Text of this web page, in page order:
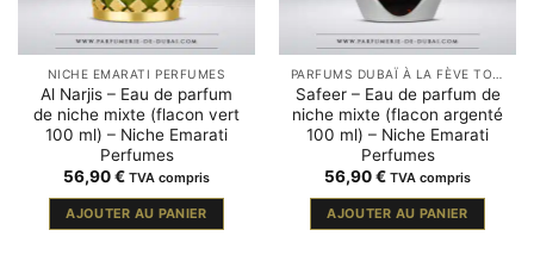
NICHE EMARATI PERFUMES
Al Narjis – Eau de parfum
de niche mixte (flacon vert
100 ml) – Niche Emarati
Perfumes
56,90€ TVA compris
AJOUTER AU PANIER
Safeer – Eau de parfum de
niche mixte (flacon argenté
100 ml) – Niche Emarati
Perfumes
56,90€ TVA compris
AJOUTER AU PANIER